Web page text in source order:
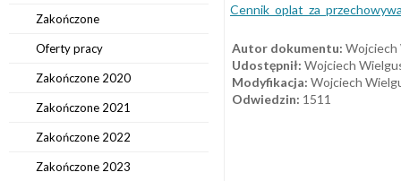
Zakończone
Oferty pracy
Zakończone 2020
Zakończone 2021
Zakończone 2022
Zakończone 2023
Autor dokumentu: Wojciech
Udostępnił: Wojciech
Modyfikacja: Wojciech
Odwiedzin: 1511